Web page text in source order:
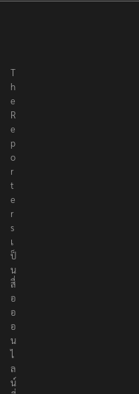
T
h
e
R
e
p
o
r
t
e
r
s
เ
ป็
น
สื่
อ
อ
อ
น
ไ
ล
น์